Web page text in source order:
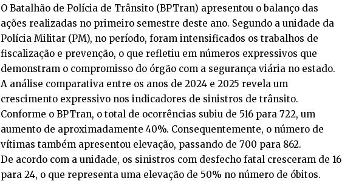
O Batalhão de Polícia de Trânsito (BPTran) apresentou o balanço das
ações realizadas no primeiro semestre deste ano. Segundo a unidade da
Polícia Militar (PM), no período, foram intensificados os trabalhos de
fiscalização e prevenção, o que refletiu em números expressivos que
demonstram o compromisso do órgão com a segurança viária no estado.
A análise comparativa entre os anos de 2024 e 2025 revela um
crescimento expressivo nos indicadores de sinistros de trânsito.
Conforme o BPTran, o total de ocorrências subiu de 516 para 722, um
aumento de aproximadamente 40%. Consequentemente, o número de
vítimas também apresentou elevação, passando de 700 para 862.
De acordo com a unidade, os sinistros com desfecho fatal cresceram de 16
para 24, o que representa uma elevação de 50% no número de óbitos.